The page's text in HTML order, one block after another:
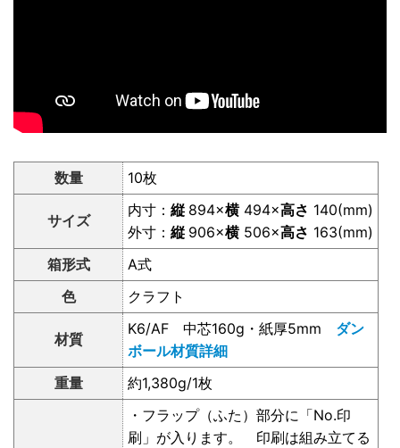
数量 10枚
サイズ
内寸： 縦 894×横494×高さ 140(mm)
外寸： 縦 906×横506×高さ 163(mm)
箱形式
A式
色
クラフト
材質
K6/AF 中芯160g・紙厚5mm ダン
ボール材質詳細
重量
約1,380g/1枚
・フラップ（ふた）部分に「No.印
刷」が入ります。 印刷は組み立てる